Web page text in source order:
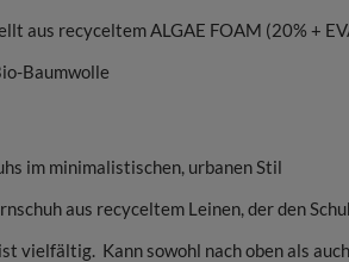
recyceltem ALGAE FOAM (20% +
Baumwolle
im minimalistischen, urbanen Stil
aus recyceltem Leinen, der den
vielfältig. Kann sowohl nach oben als